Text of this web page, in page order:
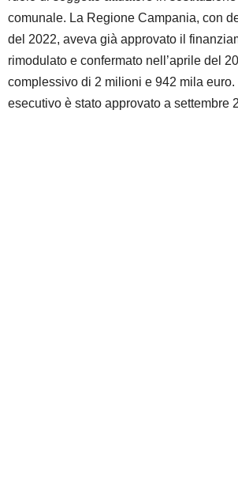
comunale. La Regione Campania, con
del 2022, aveva già approvato il
rimodulato e confermato nell’aprile del
complessivo di 2 milioni e 942 mila euro.
esecutivo è stato approvato a settembre